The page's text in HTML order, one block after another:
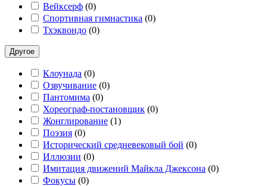
Вейксерф (0)
Спортивная гимнастика (0)
Тхэквондо (0)
Другое
Клоунада (0)
Озвучивание (0)
Пантомима (0)
Хореограф-постановщик (0)
Жонглирование (1)
Поэзия (0)
Исторический средневековый бой (0)
Иллюзии (0)
Имитация движений Майкла Джексона (0)
Фокусы (0)